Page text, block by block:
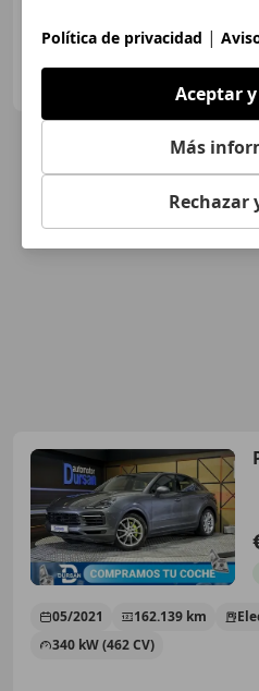
ORLANDO CARS
05/2021 162.139 km
340 kW (462 CV)
Política de privacidad |
Aceptar
Más
Rechazar